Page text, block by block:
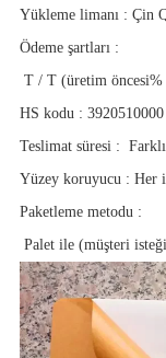
Yükleme limanı : Çin
Ödeme şartları:
T / T (üretim
HS kodu: 3920510000
Teslimat süresi :
Yüzey koruyucu : Her
Paketleme metodu:
Palet ile (müşteri